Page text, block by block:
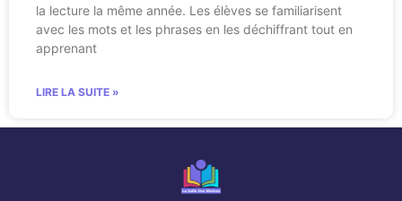
la lecture la même année. Les élèves se familiarisent
avec les mots et les phrases en les déchiffrant tout en
apprenant
LIRE LA SUITE »